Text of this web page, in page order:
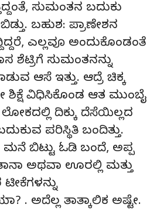
ಸುಮಂತನ ಬದುಕು
ಬಹುಶ: ಪ್ರಾಣೇಶನ
ಎಲ್ಲವೂ ಅಂದುಕೊಂಡಂತೆ
ಶೆಟ್ರಿಗೆ ಸುಮಂತನನ್ನು
ಆಸೆ ಇತ್ತು. ಆದ್ರೆ ಚಿಕ್ಕ
ಶಿಕ್ಷೆ ವಿಧಿಸಿಕೊಂಡ ಆತ ಮುಂಬೈ
ದಿಕ್ಕು ದೆಸೆಯಿಲ್ಲದ
ಪರಿಸ್ಥಿತಿ ಬಂದಿತ್ತು.
ಮನೆ ಬಿಟ್ಟು ಓಡಿ ಬಂದೆ, ಅಪ್ಪ
ಅಥವಾ ಊರಲ್ಲಿ ಮತ್ತು
. ಅದೆಲ್ಲ ತಾತ್ಕಾಲಿಕ ಅಷ್ಟೇ.